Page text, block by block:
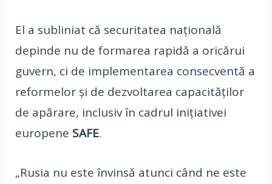
El a subliniat că securitatea națională
depinde nu de formarea rapidă a oricărui
guvern, ci de implementarea consecventă a
reformelor și de dezvoltarea capacităților
de apărare, inclusiv în cadrul inițiativei
europene SAFE.
„Rusia nu este învinsă atunci când ne este